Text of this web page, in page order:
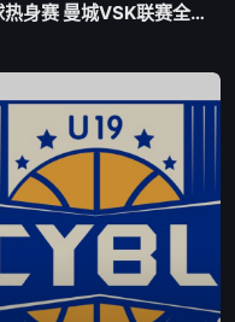
足球热身赛 曼城VSK联赛全明星20260805